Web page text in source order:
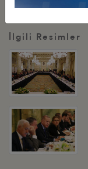
İlgili Resimler